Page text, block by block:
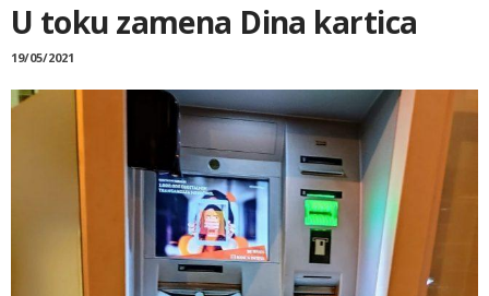
U toku zamena Dina kartica
19/05/2021